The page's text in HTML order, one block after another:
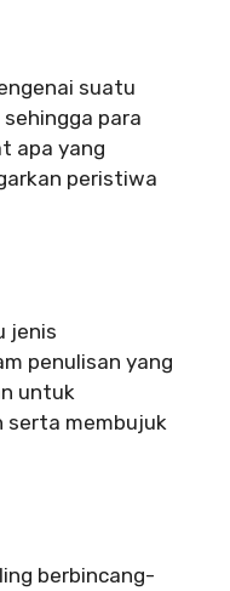
suatu
para
apa yang
peristiwa
jenis
penulisan yang
untuk
serta membujuk
berbincang-